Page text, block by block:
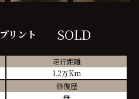
リント SOLD
走行距離
1.2万Km
修復歴